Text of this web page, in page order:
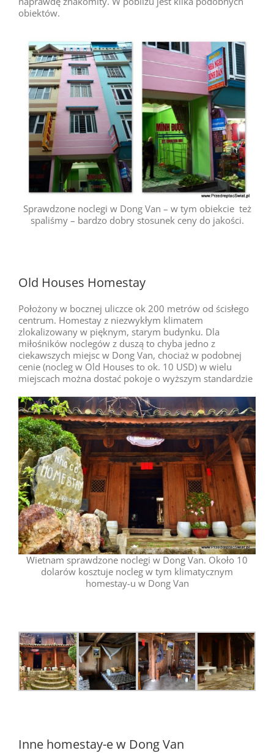
obiektów.
Sprawdzone noclegi w Dong Van – w tym obiekcie też
spaliśmy – bardzo dobry stosunek ceny do jakości.
Old Houses Homestay
Położony w bocznej uliczce ok 200 metrów od ścisłego
centrum. Homestay z niezwykłym klimatem
zlokalizowany w pięknym, starym budynku. Dla
miłośników noclegów z duszą to chyba jedno z
ciekawszych miejsc w Dong Van, chociaż w podobnej
cenie (nocleg w Old Houses to ok. 10 USD) w wielu
miejscach można dostać pokoje o wyższym standardzie
Wietnam sprawdzone noclegi w Dong Van. Około 10
dolarów kosztuje nocleg w tym klimatycznym
homestay-u w Dong Van
Inne homestay-e w Dong Van